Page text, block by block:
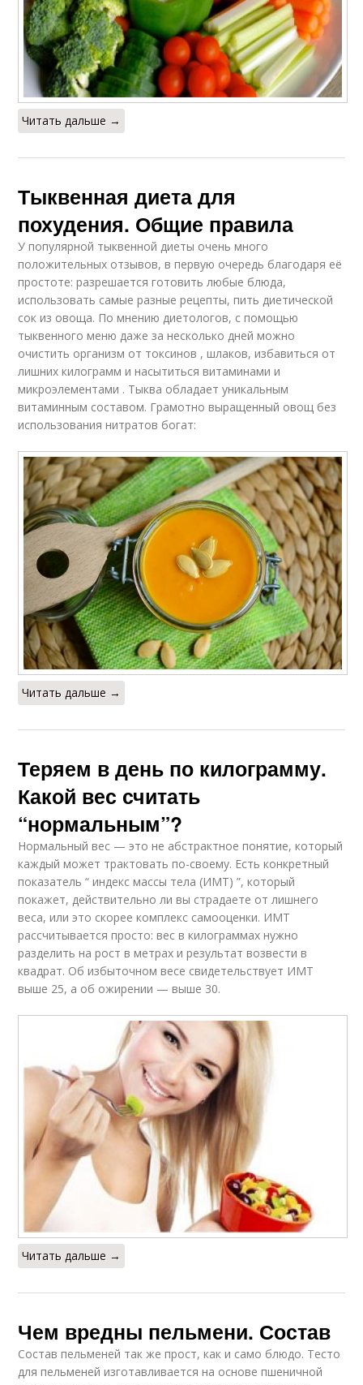
Читать дальше →
Тыквенная диета для
похудения. Общие правила
У популярной тыквенной диеты очень много
положительных отзывов, в первую очередь благодаря её
простоте: разрешается готовить любые блюда,
использовать самые разные рецепты, пить диетической
сок из овоща. По мнению диетологов, с помощью
тыквенного меню даже за несколько дней можно
очистить организм от токсинов , шлаков, избавиться от
лишних килограмм и насытиться витаминами и
микроэлементами . Тыква обладает уникальным
витаминным составом. Грамотно выращенный овощ без
использования нитратов богат:
Читать дальше →
Теряем в день по килограмму.
Какой вес считать
“нормальным”?
Нормальный вес — это не абстрактное понятие, который
каждый может трактовать по-своему. Есть конкретный
показатель “ индекс массы тела (ИМТ) ”, который
покажет, действительно ли вы страдаете от лишнего
веса, или это скорее комплекс самооценки. ИМТ
рассчитывается просто: вес в килограммах нужно
разделить на рост в метрах и результат возвести в
квадрат. Об избыточном весе свидетельствует ИМТ
выше 25, а об ожирении — выше 30.
Читать дальше →
Чем вредны пельмени. Состав
Состав пельменей так же прост, как и само блюдо. Тесто
для пельменей изготавливается на основе пшеничной